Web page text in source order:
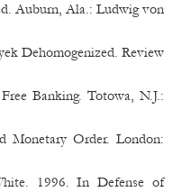
Auburn, Ala.: Ludwig von
Dehomogenized. Review
Banking. Totowa, N.J.:
Order. London:
1996. In Defense of